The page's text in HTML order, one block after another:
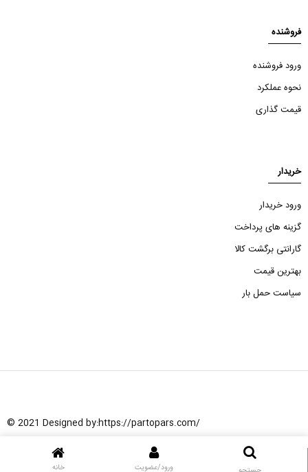
خانه ورود/عضویت
فروشنده
ورود فروشنده
نحوه عملکرد
قیمت گذاری
خریدار
ورود خریدار
گزینه های پرداخت
گارانتی برگشت کالا
بهترین قیمت
سیاست حمل بار
© 2021 Designed by:https://partopars.com/